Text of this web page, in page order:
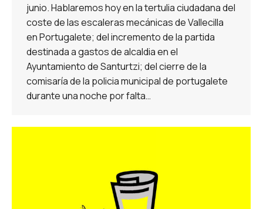
junio. Hablaremos hoy en la tertulia ciudadana del
coste de las escaleras mecánicas de Vallecilla
en Portugalete; del incremento de la partida
destinada a gastos de alcaldia en el
Ayuntamiento de Santurtzi; del cierre de la
comisaría de la policia municipal de portugalete
durante una noche por falta…